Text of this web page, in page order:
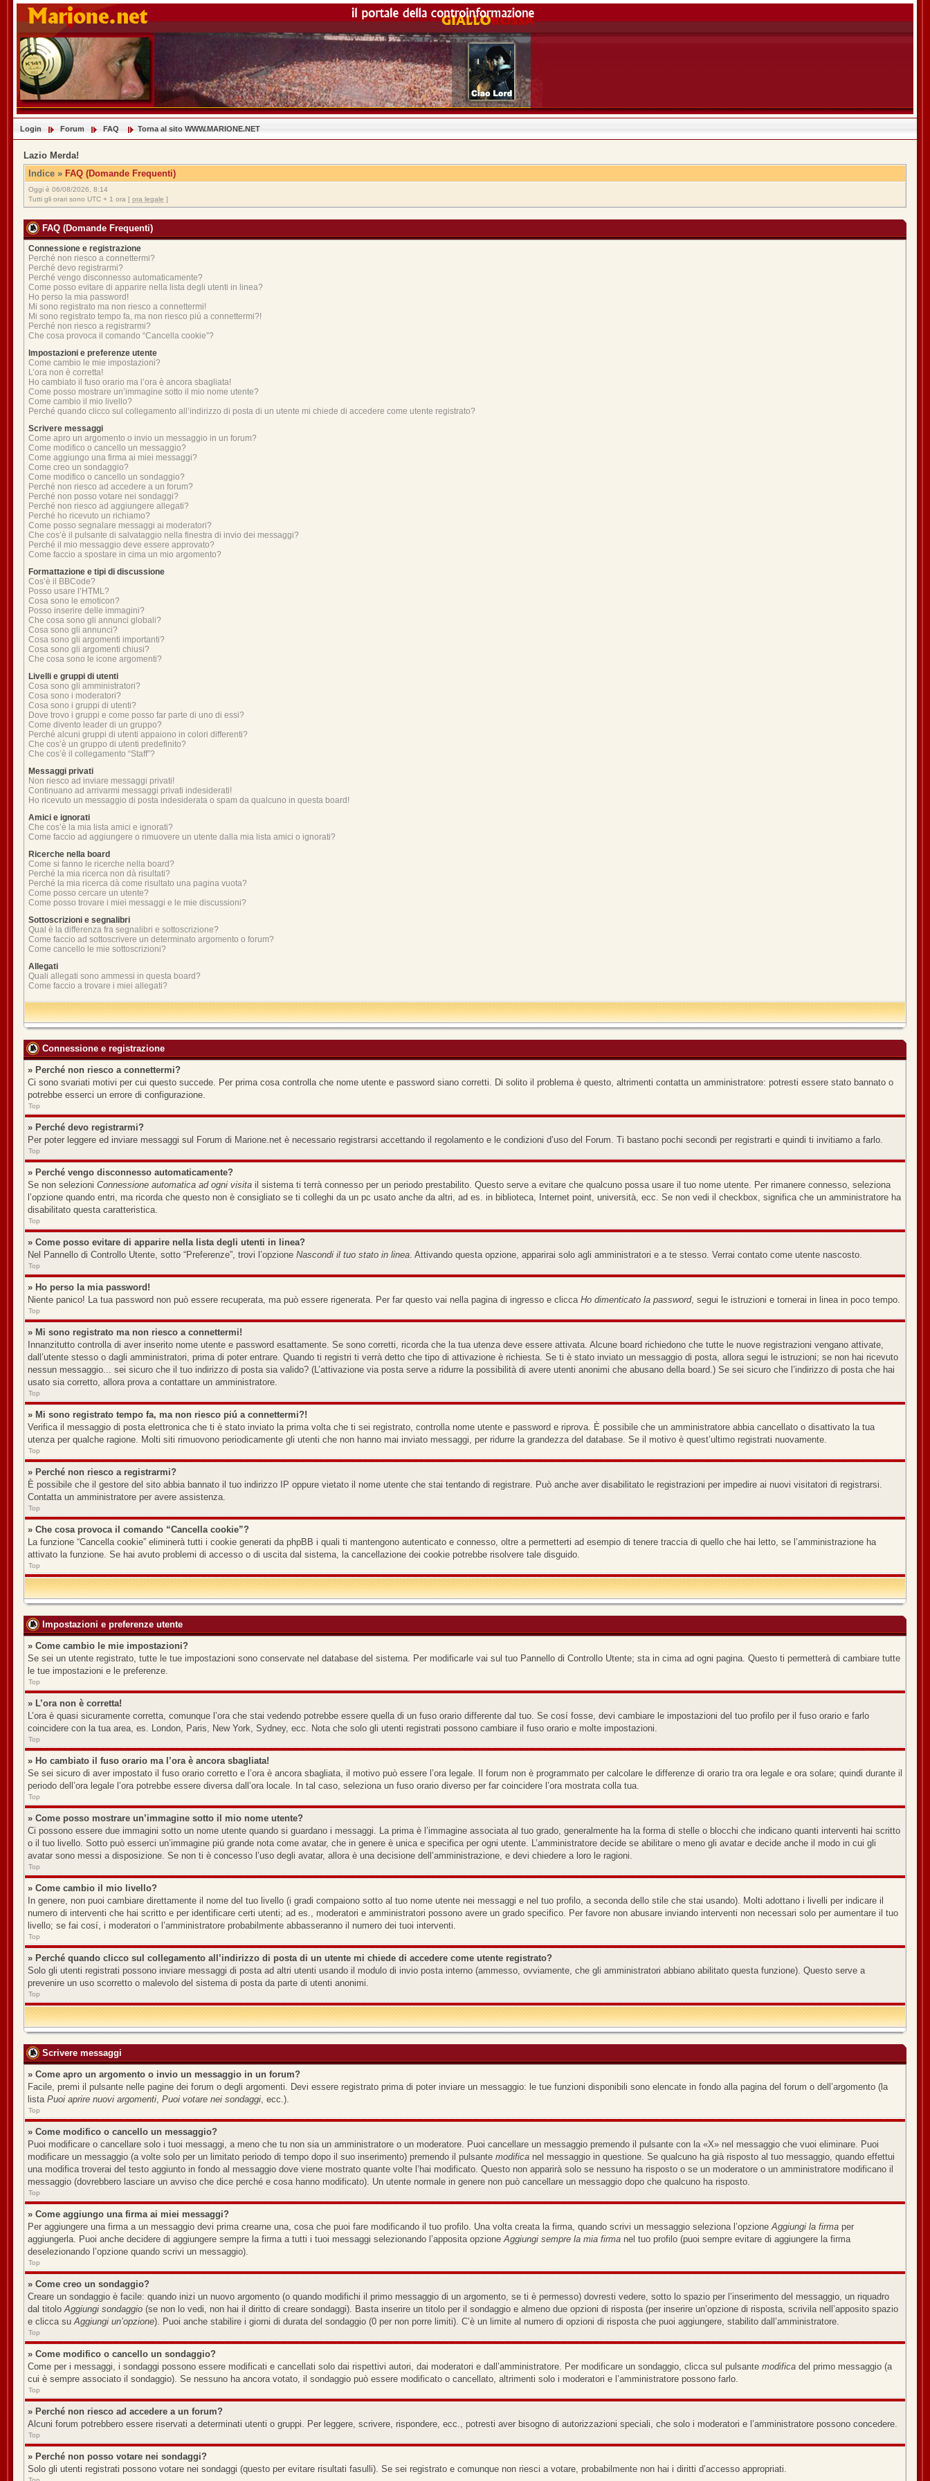
Login Forum FAQ Torna al sito WWW.MARIONE.NET
Lazio Merda!
Indice » FAQ (Domande Frequenti)
Oggi è 06/08/2026, 8:14
Tutti gli orari sono UTC + 1 ora [ ora legale ]
FAQ (Domande Frequenti)
Connessione e registrazione
Perché non riesco a connettermi?
Perché devo registrarmi?
Perché vengo disconnesso automaticamente?
Come posso evitare di apparire nella lista degli utenti in linea?
Ho perso la mia password!
Mi sono registrato ma non riesco a connettermi!
Mi sono registrato tempo fa, ma non riesco piú a connettermi?!
Perché non riesco a registrarmi?
Che cosa provoca il comando “Cancella cookie”?
Impostazioni e preferenze utente
Come cambio le mie impostazioni?
L’ora non è corretta!
Ho cambiato il fuso orario ma l’ora è ancora sbagliata!
Come posso mostrare un’immagine sotto il mio nome utente?
Come cambio il mio livello?
Perché quando clicco sul collegamento all’indirizzo di posta di un utente mi chiede di accedere come utente registrato?
Scrivere messaggi
Come apro un argomento o invio un messaggio in un forum?
Come modifico o cancello un messaggio?
Come aggiungo una firma ai miei messaggi?
Come creo un sondaggio?
Come modifico o cancello un sondaggio?
Perché non riesco ad accedere a un forum?
Perché non posso votare nei sondaggi?
Perché non riesco ad aggiungere allegati?
Perché ho ricevuto un richiamo?
Come posso segnalare messaggi ai moderatori?
Che cos’è il pulsante di salvataggio nella finestra di invio dei messaggi?
Perché il mio messaggio deve essere approvato?
Come faccio a spostare in cima un mio argomento?
Formattazione e tipi di discussione
Cos’è il BBCode?
Posso usare l’HTML?
Cosa sono le emoticon?
Posso inserire delle immagini?
Che cosa sono gli annunci globali?
Cosa sono gli annunci?
Cosa sono gli argomenti importanti?
Cosa sono gli argomenti chiusi?
Che cosa sono le icone argomenti?
Livelli e gruppi di utenti
Cosa sono gli amministratori?
Cosa sono i moderatori?
Cosa sono i gruppi di utenti?
Dove trovo i gruppi e come posso far parte di uno di essi?
Come divento leader di un gruppo?
Perché alcuni gruppi di utenti appaiono in colori differenti?
Che cos’è un gruppo di utenti predefinito?
Che cos’è il collegamento “Staff”?
Messaggi privati
Non riesco ad inviare messaggi privati!
Continuano ad arrivarmi messaggi privati indesiderati!
Ho ricevuto un messaggio di posta indesiderata o spam da qualcuno in questa board!
Amici e ignorati
Che cos’è la mia lista amici e ignorati?
Come faccio ad aggiungere o rimuovere un utente dalla mia lista amici o ignorati?
Ricerche nella board
Come si fanno le ricerche nella board?
Perché la mia ricerca non dà risultati?
Perché la mia ricerca dà come risultato una pagina vuota?
Come posso cercare un utente?
Come posso trovare i miei messaggi e le mie discussioni?
Sottoscrizioni e segnalibri
Qual è la differenza fra segnalibri e sottoscrizione?
Come faccio ad sottoscrivere un determinato argomento o forum?
Come cancello le mie sottoscrizioni?
Allegati
Quali allegati sono ammessi in questa board?
Come faccio a trovare i miei allegati?
Connessione e registrazione
» Perché non riesco a connettermi?
Ci sono svariati motivi per cui questo succede. Per prima cosa controlla che nome utente e password siano corretti. Di solito il problema è questo, altrimenti contatta un amministratore: potresti essere stato bannato o
potrebbe esserci un errore di configurazione.
Top
» Perché devo registrarmi?
Per poter leggere ed inviare messaggi sul Forum di Marione.net è necessario registrarsi accettando il regolamento e le condizioni d’uso del Forum. Ti bastano pochi secondi per registrarti e quindi ti invitiamo a farlo.
Top
» Perché vengo disconnesso automaticamente?
Se non selezioni Connessione automatica ad ogni visita il sistema ti terrà connesso per un periodo prestabilito. Questo serve a evitare che qualcuno possa usare il tuo nome utente. Per rimanere connesso, seleziona
l’opzione quando entri, ma ricorda che questo non è consigliato se ti colleghi da un pc usato anche da altri, ad es. in biblioteca, Internet point, università, ecc. Se non vedi il checkbox, significa che un amministratore ha
disabilitato questa caratteristica.
Top
» Come posso evitare di apparire nella lista degli utenti in linea?
Nel Pannello di Controllo Utente, sotto “Preferenze”, trovi l’opzione Nascondi il tuo stato in linea. Attivando questa opzione, apparirai solo agli amministratori e a te stesso. Verrai contato come utente nascosto.
Top
» Ho perso la mia password!
Niente panico! La tua password non può essere recuperata, ma può essere rigenerata. Per far questo vai nella pagina di ingresso e clicca Ho dimenticato la password, segui le istruzioni e tornerai in linea in poco tempo.
Top
» Mi sono registrato ma non riesco a connettermi!
Innanzitutto controlla di aver inserito nome utente e password esattamente. Se sono corretti, ricorda che la tua utenza deve essere attivata. Alcune board richiedono che tutte le nuove registrazioni vengano attivate,
dall’utente stesso o dagli amministratori, prima di poter entrare. Quando ti registri ti verrà detto che tipo di attivazione è richiesta. Se ti è stato inviato un messaggio di posta, allora segui le istruzioni; se non hai ricevuto
nessun messaggio... sei sicuro che il tuo indirizzo di posta sia valido? (L’attivazione via posta serve a ridurre la possibilità di avere utenti anonimi che abusano della board.) Se sei sicuro che l’indirizzo di posta che hai
usato sia corretto, allora prova a contattare un amministratore.
Top
» Mi sono registrato tempo fa, ma non riesco piú a connettermi?!
Verifica il messaggio di posta elettronica che ti è stato inviato la prima volta che ti sei registrato, controlla nome utente e password e riprova. È possibile che un amministratore abbia cancellato o disattivato la tua
utenza per qualche ragione. Molti siti rimuovono periodicamente gli utenti che non hanno mai inviato messaggi, per ridurre la grandezza del database. Se il motivo è quest’ultimo registrati nuovamente.
Top
» Perché non riesco a registrarmi?
È possibile che il gestore del sito abbia bannato il tuo indirizzo IP oppure vietato il nome utente che stai tentando di registrare. Può anche aver disabilitato le registrazioni per impedire ai nuovi visitatori di registrarsi.
Contatta un amministratore per avere assistenza.
Top
» Che cosa provoca il comando “Cancella cookie”?
La funzione “Cancella cookie” eliminerà tutti i cookie generati da phpBB i quali ti mantengono autenticato e connesso, oltre a permetterti ad esempio di tenere traccia di quello che hai letto, se l’amministrazione ha
attivato la funzione. Se hai avuto problemi di accesso o di uscita dal sistema, la cancellazione dei cookie potrebbe risolvere tale disguido.
Top
Impostazioni e preferenze utente
» Come cambio le mie impostazioni?
Se sei un utente registrato, tutte le tue impostazioni sono conservate nel database del sistema. Per modificarle vai sul tuo Pannello di Controllo Utente; sta in cima ad ogni pagina. Questo ti permetterà di cambiare tutte
le tue impostazioni e le preferenze.
Top
» L’ora non è corretta!
L’ora è quasi sicuramente corretta, comunque l’ora che stai vedendo potrebbe essere quella di un fuso orario differente dal tuo. Se cosí fosse, devi cambiare le impostazioni del tuo profilo per il fuso orario e farlo
coincidere con la tua area, es. London, Paris, New York, Sydney, ecc. Nota che solo gli utenti registrati possono cambiare il fuso orario e molte impostazioni.
Top
» Ho cambiato il fuso orario ma l’ora è ancora sbagliata!
Se sei sicuro di aver impostato il fuso orario corretto e l’ora è ancora sbagliata, il motivo può essere l’ora legale. Il forum non è programmato per calcolare le differenze di orario tra ora legale e ora solare; quindi durante il
periodo dell’ora legale l’ora potrebbe essere diversa dall’ora locale. In tal caso, seleziona un fuso orario diverso per far coincidere l’ora mostrata colla tua.
Top
» Come posso mostrare un’immagine sotto il mio nome utente?
Ci possono essere due immagini sotto un nome utente quando si guardano i messaggi. La prima è l’immagine associata al tuo grado, generalmente ha la forma di stelle o blocchi che indicano quanti interventi hai scritto
o il tuo livello. Sotto può esserci un’immagine piú grande nota come avatar, che in genere è unica e specifica per ogni utente. L’amministratore decide se abilitare o meno gli avatar e decide anche il modo in cui gli
avatar sono messi a disposizione. Se non ti è concesso l’uso degli avatar, allora è una decisione dell’amministrazione, e devi chiedere a loro le ragioni.
Top
» Come cambio il mio livello?
In genere, non puoi cambiare direttamente il nome del tuo livello (i gradi compaiono sotto al tuo nome utente nei messaggi e nel tuo profilo, a seconda dello stile che stai usando). Molti adottano i livelli per indicare il
numero di interventi che hai scritto e per identificare certi utenti; ad es., moderatori e amministratori possono avere un grado specifico. Per favore non abusare inviando interventi non necessari solo per aumentare il tuo
livello; se fai cosí, i moderatori o l’amministratore probabilmente abbasseranno il numero dei tuoi interventi.
Top
» Perché quando clicco sul collegamento all’indirizzo di posta di un utente mi chiede di accedere come utente registrato?
Solo gli utenti registrati possono inviare messaggi di posta ad altri utenti usando il modulo di invio posta interno (ammesso, ovviamente, che gli amministratori abbiano abilitato questa funzione). Questo serve a
prevenire un uso scorretto o malevolo del sistema di posta da parte di utenti anonimi.
Top
Scrivere messaggi
» Come apro un argomento o invio un messaggio in un forum?
Facile, premi il pulsante nelle pagine dei forum o degli argomenti. Devi essere registrato prima di poter inviare un messaggio: le tue funzioni disponibili sono elencate in fondo alla pagina del forum o dell’argomento (la
lista Puoi aprire nuovi argomenti, Puoi votare nei sondaggi, ecc.).
Top
» Come modifico o cancello un messaggio?
Puoi modificare o cancellare solo i tuoi messaggi, a meno che tu non sia un amministratore o un moderatore. Puoi cancellare un messaggio premendo il pulsante con la «X» nel messaggio che vuoi eliminare. Puoi
modificare un messaggio (a volte solo per un limitato periodo di tempo dopo il suo inserimento) premendo il pulsante modifica nel messaggio in questione. Se qualcuno ha già risposto al tuo messaggio, quando effettui
una modifica troverai del testo aggiunto in fondo al messaggio dove viene mostrato quante volte l’hai modificato. Questo non apparirà solo se nessuno ha risposto o se un moderatore o un amministratore modificano il
messaggio (dovrebbero lasciare un avviso che dice perché e cosa hanno modificato). Un utente normale in genere non può cancellare un messaggio dopo che qualcuno ha risposto.
Top
» Come aggiungo una firma ai miei messaggi?
Per aggiungere una firma a un messaggio devi prima crearne una, cosa che puoi fare modificando il tuo profilo. Una volta creata la firma, quando scrivi un messaggio seleziona l’opzioneAggiungi la firma per
aggiungerla. Puoi anche decidere di aggiungere sempre la firma a tutti i tuoi messaggi selezionando l’apposita opzioneAggiungi sempre la mia firma nel tuo profilo (puoi sempre evitare di aggiungere la firma
deselezionando l’opzione quando scrivi un messaggio).
Top
» Come creo un sondaggio?
Creare un sondaggio è facile: quando inizi un nuovo argomento (o quando modifichi il primo messaggio di un argomento, se ti è permesso) dovresti vedere, sotto lo spazio per l’inserimento del messaggio, un riquadro
dal titoloAggiungi sondaggio (se non lo vedi, non hai il diritto di creare sondaggi). Basta inserire un titolo per il sondaggio e almeno due opzioni di risposta (per inserire un’opzione di risposta, scrivila nell’apposito spazio
e clicca suAggiungi un’opzione). Puoi anche stabilire i giorni di durata del sondaggio (0 per non porre limiti). C’è un limite al numero di opzioni di risposta che puoi aggiungere, stabilito dall’amministratore.
Top
» Come modifico o cancello un sondaggio?
Come per i messaggi, i sondaggi possono essere modificati e cancellati solo dai rispettivi autori, dai moderatori e dall’amministratore. Per modificare un sondaggio, clicca sul pulsante modifica del primo messaggio (a
cui è sempre associato il sondaggio). Se nessuno ha ancora votato, il sondaggio può essere modificato o cancellato, altrimenti solo i moderatori e l’amministratore possono farlo.
Top
» Perché non riesco ad accedere a un forum?
Alcuni forum potrebbero essere riservati a determinati utenti o gruppi. Per leggere, scrivere, rispondere, ecc., potresti aver bisogno di autorizzazioni speciali, che solo i moderatori e l’amministratore possono concedere.
Top
» Perché non posso votare nei sondaggi?
Solo gli utenti registrati possono votare nei sondaggi (questo per evitare risultati fasulli). Se sei registrato e comunque non riesci a votare, probabilmente non hai i diritti d’accesso appropriati.